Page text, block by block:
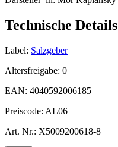
Technische Details
Label: Salzgeber
Altersfreigabe: 0
EAN: 4040592006185
Preiscode: AL06
Art. Nr.: X5009200618-8